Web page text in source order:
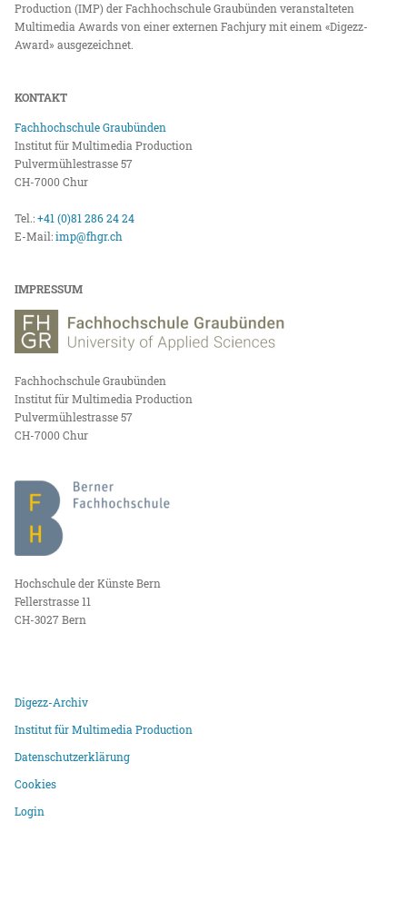
Production (IMP) der Fachhochschule Graubünden veranstalteten
Multimedia Awards von einer externen Fachjury mit einem «Digezz-
Award» ausgezeichnet.
KONTAKT
Fachhochschule Graubünden
Institut für Multimedia Production
Pulvermühlestrasse 57
CH-7000 Chur
Tel.:+41 (0)81 286 24 24
E-Mail:imp@fhgr.ch
IMPRESSUM
Fachhochschule Graubünden
Institut für Multimedia Production
Pulvermühlestrasse 57
CH-7000 Chur
Hochschule der Künste Bern
Fellerstrasse 11
CH-3027 Bern
Digezz-Archiv
Institut für Multimedia Production
Datenschutzerklärung
Cookies
Login